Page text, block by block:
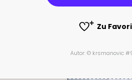
Zu
Autor: © krsmanovic